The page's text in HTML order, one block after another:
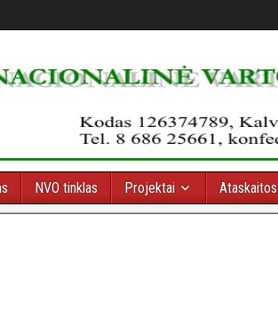
NVO tinklas Projektai Ataskaitos